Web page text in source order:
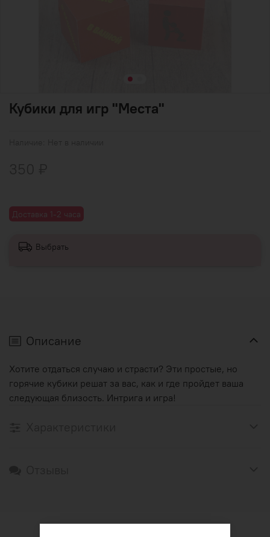
Доставка 1-2 часа
Кубики для игр "Места"
Выбрать
Описание
Хотите отдаться случаю и страсти? Эти простые, но
горячие кубики решат за вас, как и где пройдет ваша
следующая близость. Интрига и игра!